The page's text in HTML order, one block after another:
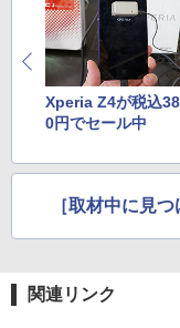
Xperia Z4が税込
0円でセール中
［取材中に見
関連リンク